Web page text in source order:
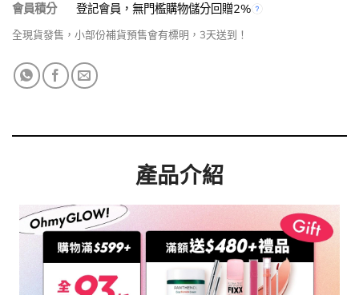
會員積分
登記會員，無門檻購物儲分回贈2%
全現貨發售，小部份補貨預售會有標明，3天送到！
產品介紹